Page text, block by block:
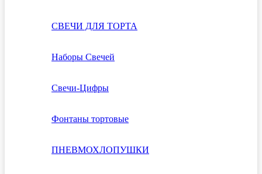
СВЕЧИ ДЛЯ ТОРТА
Наборы Свечей
Свечи-Цифры
Фонтаны тортовые
ПНЕВМОХЛОПУШКИ